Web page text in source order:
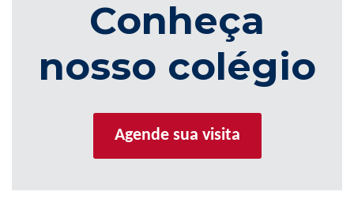
Conheça
nosso colégio
Agende sua visita